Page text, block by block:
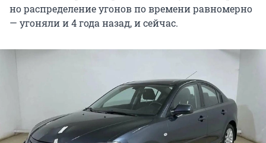
но распределение угонов по времени равномерно
— угоняли и 4 года назад, и сейчас.